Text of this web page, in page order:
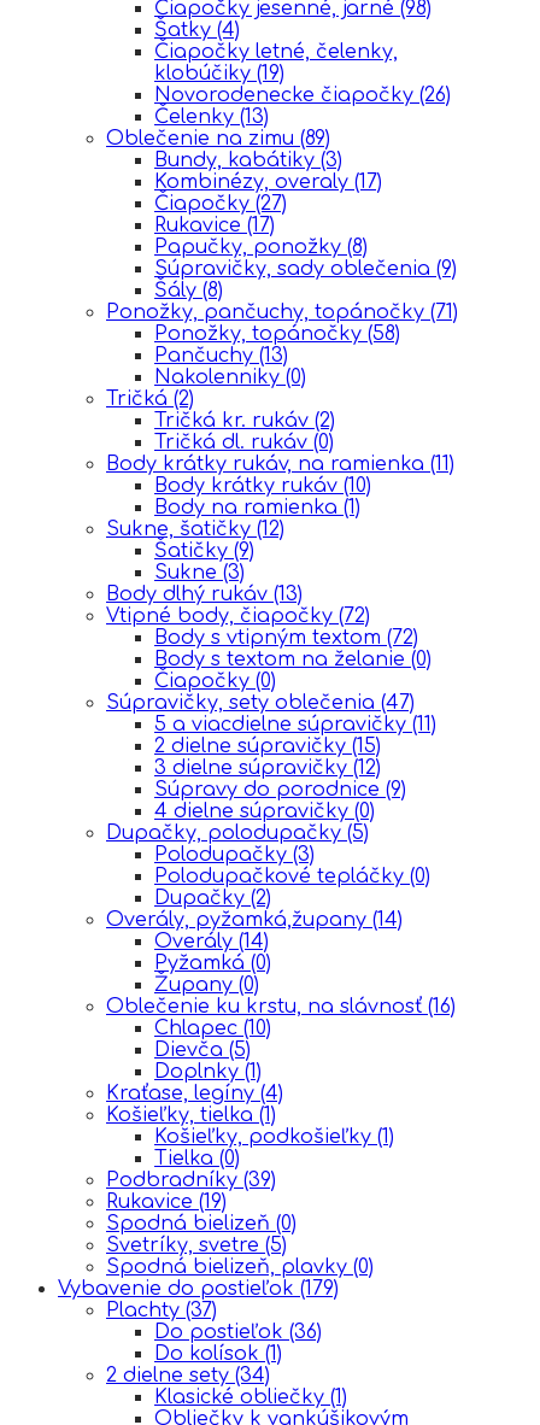
Čiapočky jesenné, jarné (98)
Šatky (4)
Čiapočky letné, čelenky,
klobúčiky (19)
Novorodenecke čiapočky (26)
Čelenky (13)
Oblečenie na zimu (89)
Bundy, kabátiky (3)
Kombinézy, overaly (17)
Čiapočky (27)
Rukavice (17)
Papučky, ponožky (8)
Súpravičky, sady oblečenia (9)
Šály (8)
Ponožky, pančuchy, topánočky (71)
Ponožky, topánočky (58)
Pančuchy (13)
Nakolenniky (0)
Tričká (2)
Tričká kr. rukáv (2)
Tričká dl. rukáv (0)
Body krátky rukáv, na ramienka (11)
Body krátky rukáv (10)
Body na ramienka (1)
Sukne, šatičky (12)
Šatičky (9)
Sukne (3)
Body dlhý rukáv (13)
Vtipné body, čiapočky (72)
Body s vtipným textom (72)
Body s textom na želanie (0)
Čiapočky (0)
Súpravičky, sety oblečenia (47)
5 a viacdielne súpravičky (11)
2 dielne súpravičky (15)
3 dielne súpravičky (12)
Súpravy do porodnice (9)
4 dielne súpravičky (0)
Dupačky, polodupačky (5)
Polodupačky (3)
Polodupačkové tepláčky (0)
Dupačky (2)
Overály, pyžamká,župany (14)
Overály (14)
Pyžamká (0)
Župany (0)
Oblečenie ku krstu, na slávnosť (16)
Chlapec (10)
Dievča (5)
Doplnky (1)
Kraťase, legíny (4)
Košieľky, tielka (1)
Košieľky, podkošieľky (1)
Tielka (0)
Podbradníky (39)
Rukavice (19)
Spodná bielizeň (0)
Svetríky, svetre (5)
Spodná bielizeň, plavky (0)
Vybavenie do postieľok (179)
Plachty (37)
Do postieľok (36)
Do kolísok (1)
2 dielne sety (34)
Klasické obliečky (1)
Obliečky k vankúšikovým